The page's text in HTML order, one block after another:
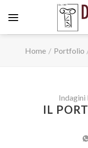
Home / Portfolio
Indagini
IL